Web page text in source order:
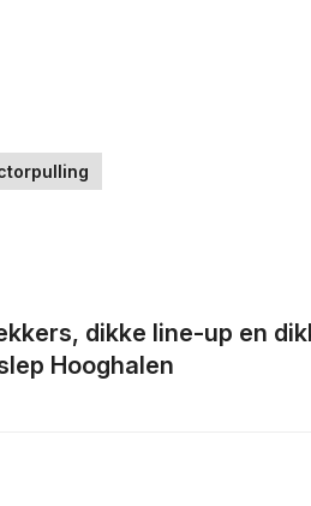
dikke line-up en
Hooghalen